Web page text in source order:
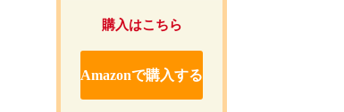
購入はこちら
Amazonで購入する